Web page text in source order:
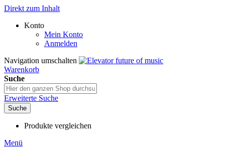
Direkt zum Inhalt
Konto
Mein Konto
Anmelden
Navigation umschalten
Warenkorb
Suche
Erweiterte Suche
Suche
Produkte vergleichen
Menü